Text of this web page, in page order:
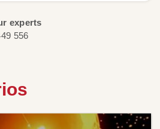
experts
556